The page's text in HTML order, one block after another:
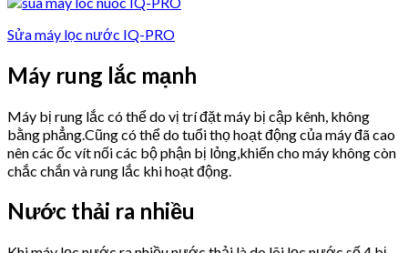
Sửa máy lọc nước IQ-PRO
Máy rung lắc mạnh
Máy bị rung lắc có thể do vị trí đặt máy bị cập kênh, không
bằng phẳng.Cũng có thể do tuổi thọ hoạt động của máy đã cao
nên các ốc vít nối các bộ phận bị lỏng,khiến cho máy không còn
chắc chắn và rung lắc khi hoạt động.
Nước thải ra nhiều